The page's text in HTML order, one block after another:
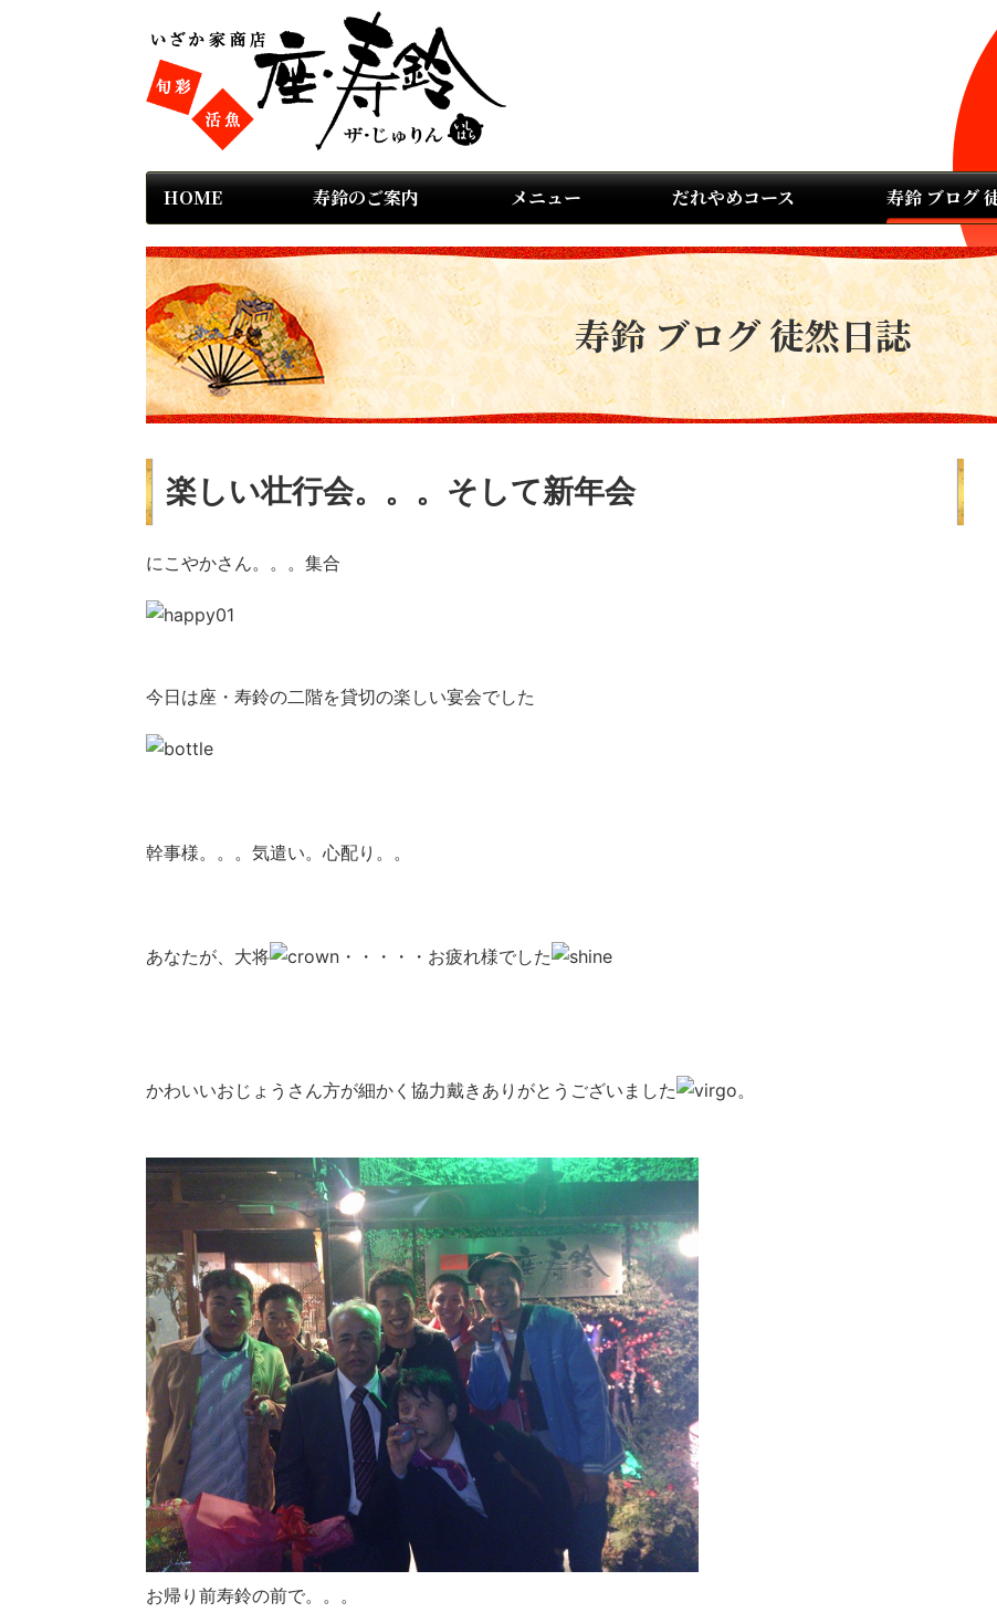
HOME 寿鈴のご案内 メニュー だれやめコース 寿鈴 ブログ
寿鈴 ブログ 徒然日誌
楽しい壮行会。。。そして新年会
にこやかさん。。。集合
今日は座・寿鈴の二階を貸切の楽しい宴会でした
幹事様。。。気遣い。心配り。。
あなたが、大将 ・・・・・お疲れ様でした
かわいいおじょうさん方が細かく協力戴きありがとうございました 。
お帰り前寿鈴の前で。。。